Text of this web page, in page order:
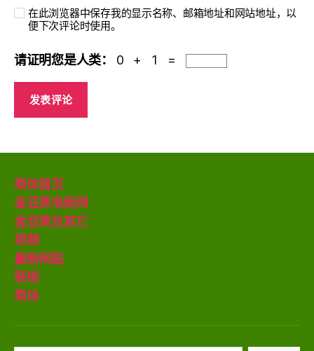
在此浏览器中保存我的显示名称、邮箱地址和网站地址，以
便下次评论时使用。
请证明您是人类： 0 + 1 =
简体首页
金豆荚电商网
金豆莢及其它
视频
最新网贴
联络
简体